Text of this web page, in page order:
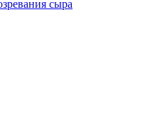
сыра